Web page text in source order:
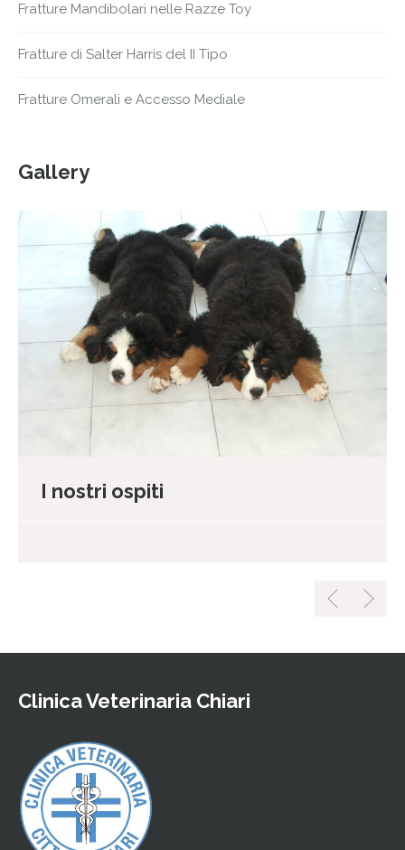
Fratture Mandibolari nelle Razze Toy
Fratture di Salter Harris del II Tipo
Fratture Omerali e Accesso Mediale
Gallery
I nostri ospiti
Clinica Veterinaria Chiari